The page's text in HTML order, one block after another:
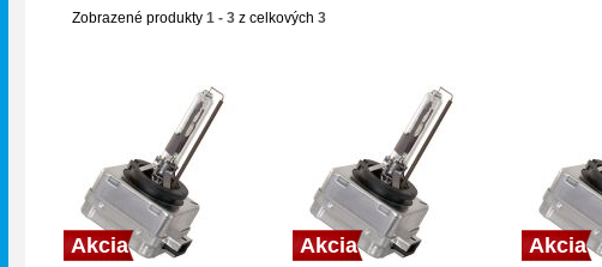
Zobrazené produkty 1 - 3 z celkových 3
Akcia Akcia Akcia